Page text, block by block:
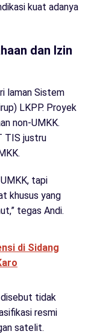
kuat adanya
dan Izin
laman Sistem
LKPP. Proyek
non-UMKK.
TIS justru
tapi
khusus yang
tegas Andi.
di Sidang
tidak
resmi
satelit.